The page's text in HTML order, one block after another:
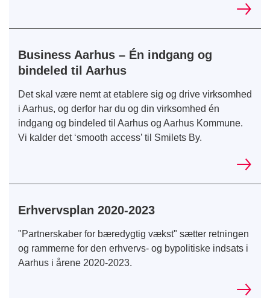
Business Aarhus – Én indgang og
bindeled til Aarhus
Det skal være nemt at etablere sig og drive virksomhed
i Aarhus, og derfor har du og din virksomhed én
indgang og bindeled til Aarhus og Aarhus Kommune.
Vi kalder det ‘smooth access’ til Smilets By.
Erhvervsplan 2020-2023
"Partnerskaber for bæredygtig vækst" sætter retningen
og rammerne for den erhvervs- og bypolitiske indsats i
Aarhus i årene 2020-2023.